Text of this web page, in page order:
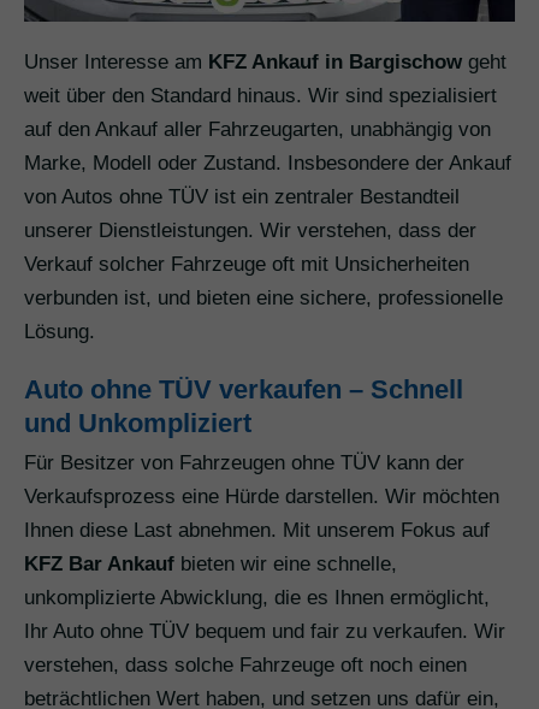
Unser Interesse am KFZ Ankauf in Bargischow geht
weit über den Standard hinaus. Wir sind spezialisiert
auf den Ankauf aller Fahrzeugarten, unabhängig von
Marke, Modell oder Zustand. Insbesondere der Ankauf
von Autos ohne TÜV ist ein zentraler Bestandteil
unserer Dienstleistungen. Wir verstehen, dass der
Verkauf solcher Fahrzeuge oft mit Unsicherheiten
verbunden ist, und bieten eine sichere, professionelle
Lösung.
Auto ohne TÜV verkaufen – Schnell
und Unkompliziert
Für Besitzer von Fahrzeugen ohne TÜV kann der
Verkaufsprozess eine Hürde darstellen. Wir möchten
Ihnen diese Last abnehmen. Mit unserem Fokus auf
KFZ Bar Ankauf bieten wir eine schnelle,
unkomplizierte Abwicklung, die es Ihnen ermöglicht,
Ihr Auto ohne TÜV bequem und fair zu verkaufen. Wir
verstehen, dass solche Fahrzeuge oft noch einen
beträchtlichen Wert haben, und setzen uns dafür ein,